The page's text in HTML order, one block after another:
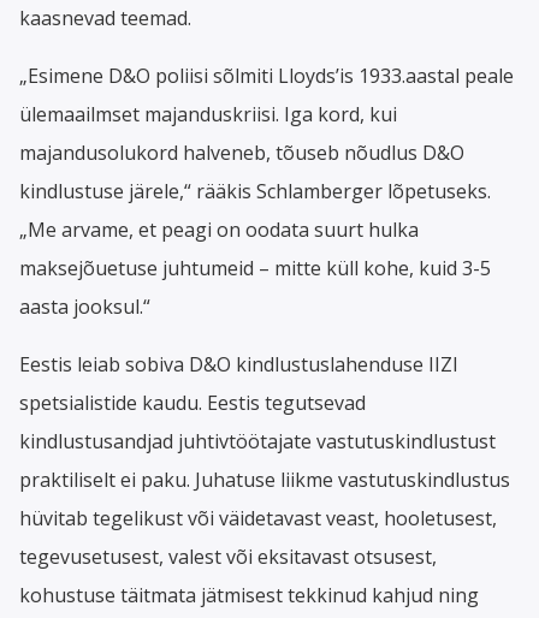
kaasnevad teemad.
„Esimene D&O poliisi sõlmiti Lloyds’is 1933.aastal peale
ülemaailmset majanduskriisi. Iga kord, kui
majandusolukord halveneb, tõuseb nõudlus D&O
kindlustuse järele,“ rääkis Schlamberger lõpetuseks.
„Me arvame, et peagi on oodata suurt hulka
maksejõuetuse juhtumeid – mitte küll kohe, kuid 3-5
aasta jooksul.“
Eestis leiab sobiva D&O kindlustuslahenduse IIZI
spetsialistide kaudu. Eestis tegutsevad
kindlustusandjad juhtivtöötajate vastutuskindlustust
praktiliselt ei paku. Juhatuse liikme vastutuskindlustus
hüvitab tegelikust või väidetavast veast, hooletusest,
tegevusetusest, valest või eksitavast otsusest,
kohustuse täitmata jätmisest tekkinud kahjud ning